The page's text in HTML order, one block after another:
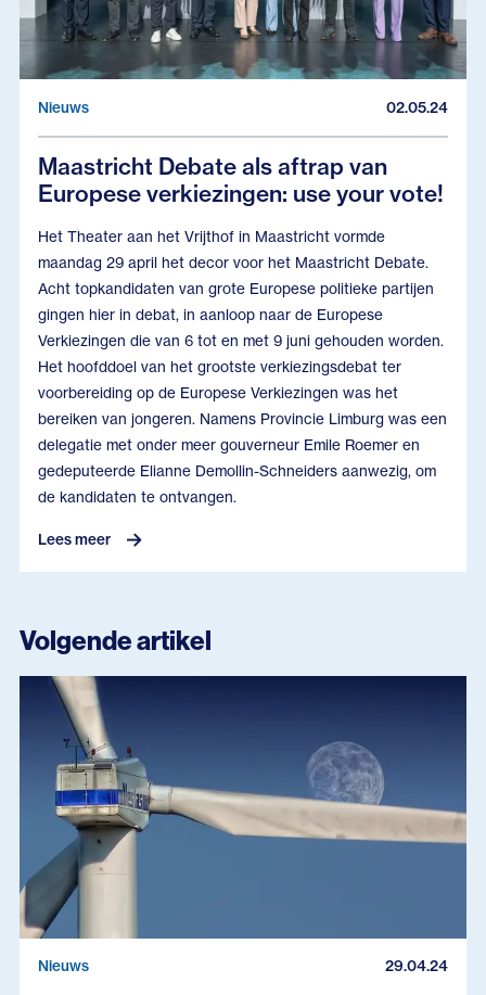
Nieuws 02.05.24
Maastricht Debate als aftrap van
Europese verkiezingen: use your vote!
Het Theater aan het Vrijthof in Maastricht vormde
maandag 29 april het decor voor het Maastricht Debate.
Acht topkandidaten van grote Europese politieke partijen
gingen hier in debat, in aanloop naar de Europese
Verkiezingen die van 6 tot en met 9 juni gehouden worden.
Het hoofddoel van het grootste verkiezingsdebat ter
voorbereiding op de Europese Verkiezingen was het
bereiken van jongeren. Namens Provincie Limburg was een
delegatie met onder meer gouverneur Emile Roemer en
gedeputeerde Elianne Demollin-Schneiders aanwezig, om
de kandidaten te ontvangen.
Lees meer
Volgende artikel
Nieuws 29.04.24